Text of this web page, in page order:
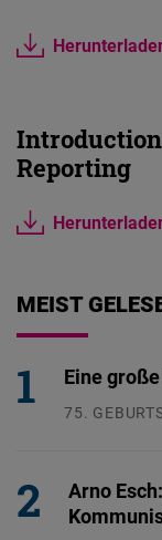
Reporting
MEIST
Eine
75.
Arno